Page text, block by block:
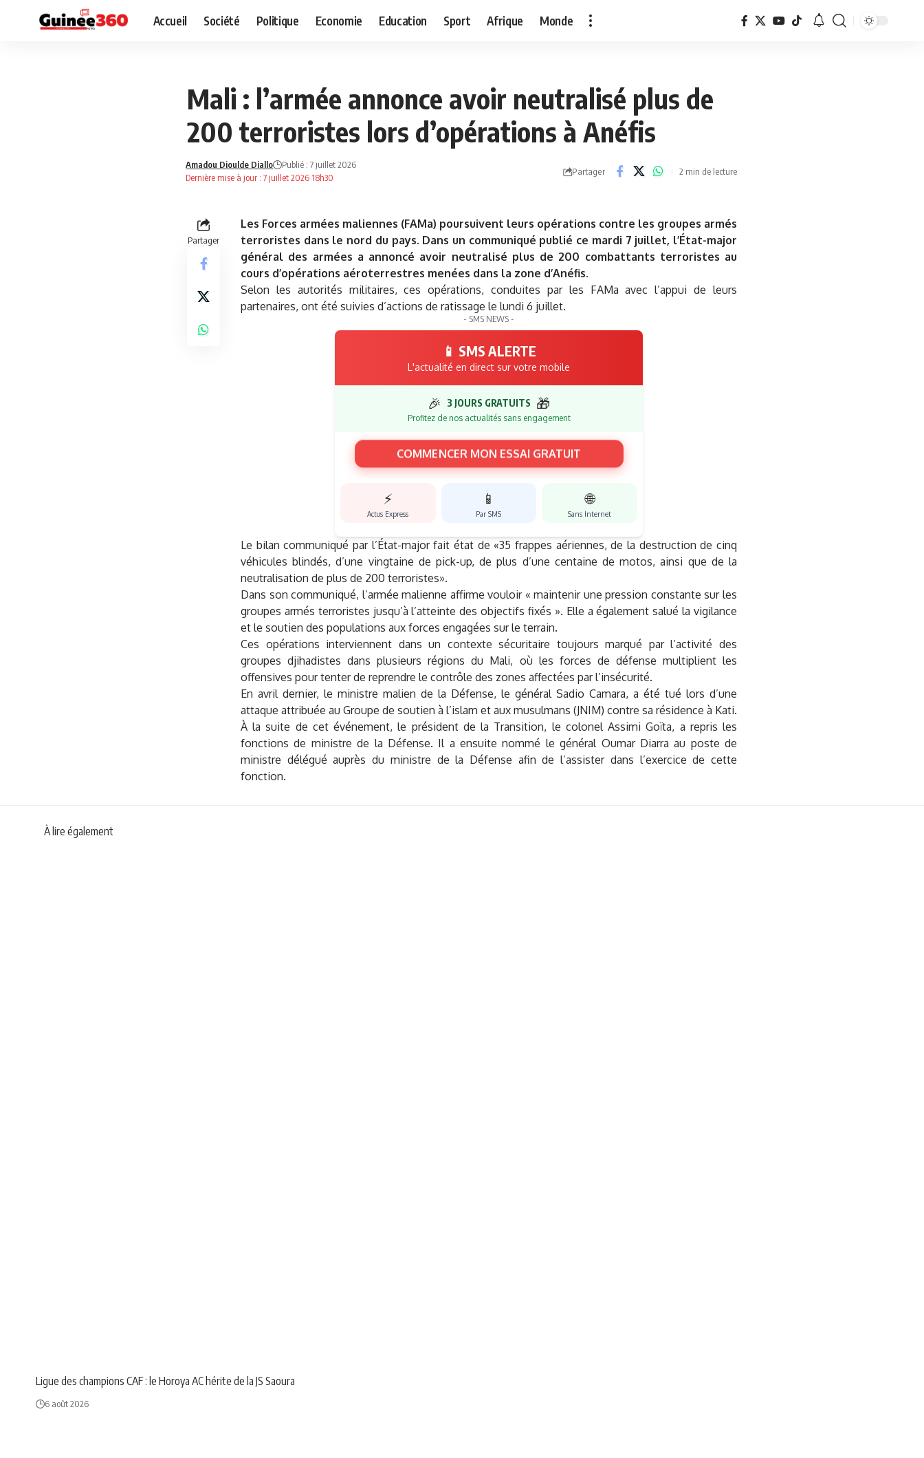
Accueil Société Politique Economie Education Sport Afrique Monde
Mali : l’armée annonce avoir neutralisé plus de
200 terroristes lors d’opérations à Anéfis
Dernière mise à jour : 7 juillet 2026 18h30
Amadou Dioulde Diallo Publié : 7 juillet 2026
Partager 2 min de lecture
Partager
Les Forces armées maliennes (FAMa) poursuivent leurs opérations contre les groupes armés
terroristes dans le nord du pays. Dans un communiqué publié ce mardi 7 juillet, l’État-major
général des armées a annoncé avoir neutralisé plus de 200 combattants terroristes au
cours d’opérations aéroterrestres menées dans la zone d’Anéfis.
Selon les autorités militaires, ces opérations, conduites par les FAMa avec l’appui de leurs
partenaires, ont été suivies d’actions de ratissage le lundi 6 juillet.
- SMS NEWS -
📱 SMS ALERTE
L'actualité en direct sur votre mobile
🎉 3 JOURS GRATUITS 🎁
Profitez de nos actualités sans engagement
COMMENCER MON ESSAI GRATUIT
⚡
Actus Express
📱
Par SMS
🌐
Sans Internet
Le bilan communiqué par l’État-major fait état de «35 frappes aériennes, de la destruction de cinq
véhicules blindés, d’une vingtaine de pick-up, de plus d’une centaine de motos, ainsi que de la
neutralisation de plus de 200 terroristes».
Dans son communiqué, l’armée malienne affirme vouloir « maintenir une pression constante sur les
groupes armés terroristes jusqu’à l’atteinte des objectifs fixés ». Elle a également salué la vigilance
et le soutien des populations aux forces engagées sur le terrain.
Ces opérations interviennent dans un contexte sécuritaire toujours marqué par l’activité des
groupes djihadistes dans plusieurs régions du Mali, où les forces de défense multiplient les
offensives pour tenter de reprendre le contrôle des zones affectées par l’insécurité.
En avril dernier, le ministre malien de la Défense, le général Sadio Camara, a été tué lors d’une
attaque attribuée au Groupe de soutien à l’islam et aux musulmans (JNIM) contre sa résidence à Kati.
À la suite de cet événement, le président de la Transition, le colonel Assimi Goïta, a repris les
fonctions de ministre de la Défense. Il a ensuite nommé le général Oumar Diarra au poste de
ministre délégué auprès du ministre de la Défense afin de l’assister dans l’exercice de cette
fonction.
À lire également
Ligue des champions CAF : le Horoya AC hérite de la JS Saoura
6 août 2026